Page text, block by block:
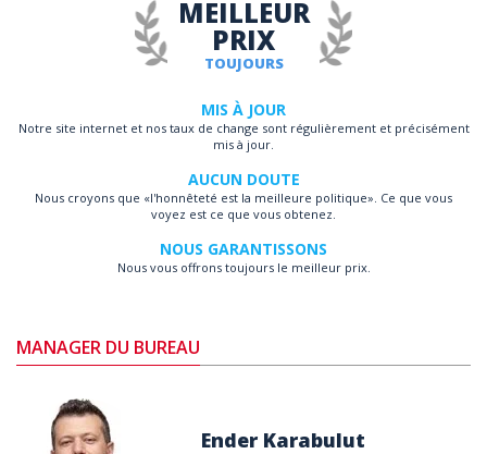
TOUJOURS
MEILLEUR
PRIX
MIS À JOUR
Notre site internet et nos taux de change sont régulièrement et précisément
mis à jour.
AUCUN DOUTE
Nous croyons que «l'honnêteté est la meilleure politique». Ce que vous
voyez est ce que vous obtenez.
NOUS GARANTISSONS
Nous vous offrons toujours le meilleur prix.
MANAGER DU BUREAU
Ender Karabulut